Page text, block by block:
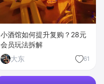
小酒馆如何提升复购？28元
会员玩法拆解
大东
61